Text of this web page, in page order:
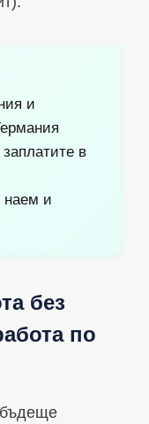
и
в
наем и
без
по